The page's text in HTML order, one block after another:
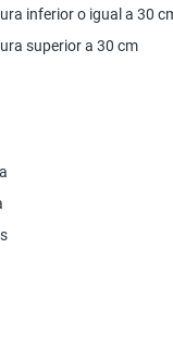
inferior o igual a 30
superior a 30 cm